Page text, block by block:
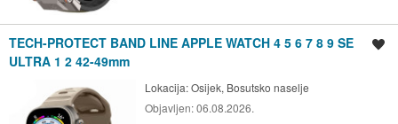
TECH-PROTECT BAND LINE APPLE WATCH 4 5 6 7 8 9 SE
ULTRA 1 2 42-49mm
Lokacija:Osijek, Bosutsko naselje
Objavljen:06.08.2026.